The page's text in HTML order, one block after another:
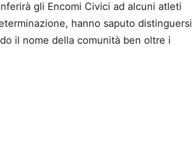
gli Encomi Civici ad alcuni atleti
hanno saputo distinguersi
il nome della comunità ben oltre i